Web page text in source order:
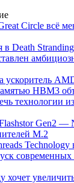
Circle всё
в Death
ускоритель
HBM3
технологии
Gen2 —
M.2
Technology
современных
хочет